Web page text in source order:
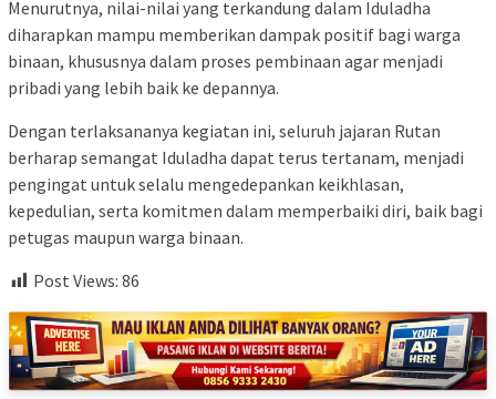
Menurutnya, nilai-nilai yang terkandung dalam Iduladha
diharapkan mampu memberikan dampak positif bagi warga
binaan, khususnya dalam proses pembinaan agar menjadi
pribadi yang lebih baik ke depannya.
Dengan terlaksananya kegiatan ini, seluruh jajaran Rutan
berharap semangat Iduladha dapat terus tertanam, menjadi
pengingat untuk selalu mengedepankan keikhlasan,
kepedulian, serta komitmen dalam memperbaiki diri, baik bagi
petugas maupun warga binaan.
Post Views: 86